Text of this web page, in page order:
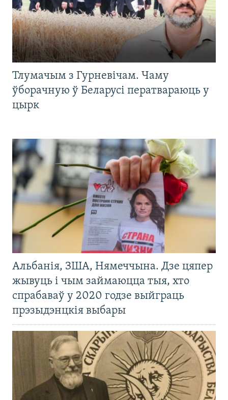
Тлумачым з Гурневічам. Чаму
ўборачную ў Беларусі ператвараюць у
цырк
Альбанія, ЗША, Нямеччына. Дзе цяпер
жывуць і чым займаюцца тыя, хто
спрабаваў у 2020 годзе выйграць
прэзыдэнцкія выбары